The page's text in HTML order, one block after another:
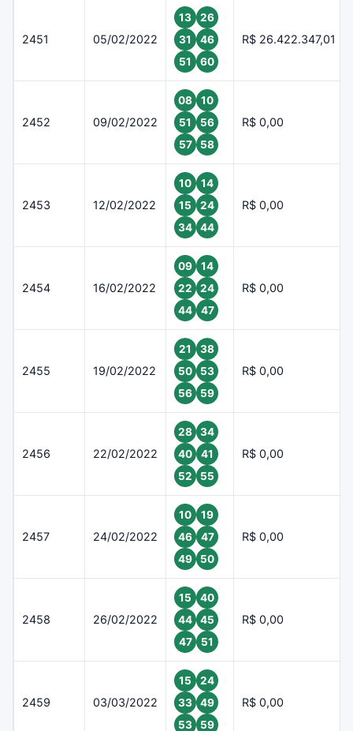
2451 05/02/2022
13
26
31
46
51
60
R$ 26.422.347,01
2452 09/02/2022
08
10
51
56
57
58
R$ 0,00
2453 12/02/2022
10
14
15
24
34
44
R$ 0,00
2454 16/02/2022
09
14
22
24
44
47
R$ 0,00
2455 19/02/2022
21
38
50
53
56
59
R$ 0,00
2456 22/02/2022
28
34
40
41
52
55
R$ 0,00
2457 24/02/2022
10
19
46
47
49
50
R$ 0,00
2458 26/02/2022
15
40
44
45
47
51
R$ 0,00
2459 03/03/2022
15
24
33
49
53
59
R$ 0,00